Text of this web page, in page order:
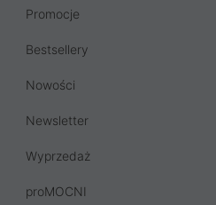
Promocje
Bestsellery
Nowości
Newsletter
Wyprzedaż
proMOCNI